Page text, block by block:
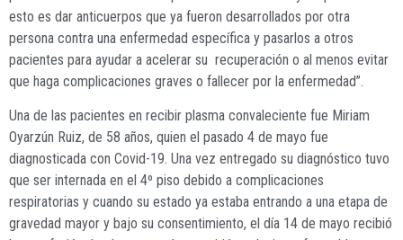
esto es dar anticuerpos que ya fueron desarrollados por otra
persona contra una enfermedad específica y pasarlos a otros
pacientes para ayudar a acelerar su recuperación o al menos evitar
que haga complicaciones graves o fallecer por la enfermedad”.
Una de las pacientes en recibir plasma convaleciente fue Miriam
Oyarzún Ruiz, de 58 años, quien el pasado 4 de mayo fue
diagnosticada con Covid-19. Una vez entregado su diagnóstico tuvo
que ser internada en el 4º piso debido a complicaciones
respiratorias y cuando su estado ya estaba entrando a una etapa de
gravedad mayor y bajo su consentimiento, el día 14 de mayo recibió